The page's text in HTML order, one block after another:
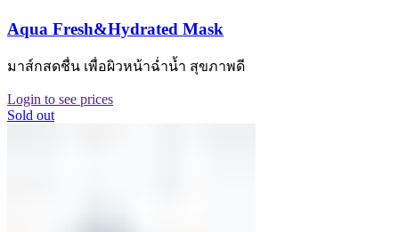
Aqua Fresh&Hydrated Mask
มาส์กสดชื่น เพื่อผิวหน้าฉ่ำน้ำ สุขภาพดี
Login to see prices
Sold out